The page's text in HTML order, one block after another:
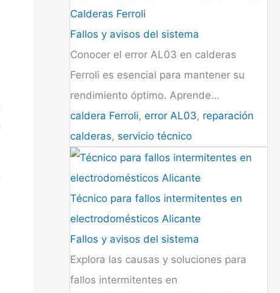
Calderas Ferroli
Fallos y avisos del sistema
Conocer el error AL03 en calderas
Ferroli es esencial para mantener su
rendimiento óptimo. Aprende…
caldera Ferroli, error AL03, reparación
calderas, servicio técnico
Técnico para fallos intermitentes en
electrodomésticos Alicante
Fallos y avisos del sistema
Explora las causas y soluciones para
fallos intermitentes en